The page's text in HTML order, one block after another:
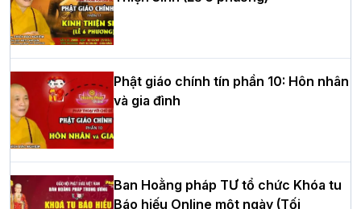
HT.Thích Thọ Lạc được suy cử làm tân
Trưởng BTS GHPGVN tỉnh Nghệ An
Hòa thượng Thích Quảng Tùng tái đắc
cử Trưởng BTS GHPGVN thành phố Hải
Phòng nhiệm kỳ 2026 – 2031
Phật giáo chính tín phần 10: Hôn nhân
và gia đình
Ban Hoằng pháp TƯ tổ chức Khóa tu
Báo hiếu Online một ngày (Tối